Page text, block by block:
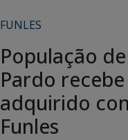
FUNLES
População
Pardo
adquirido
Funles